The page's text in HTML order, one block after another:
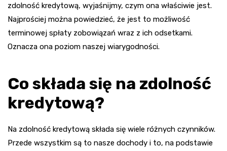
zdolność kredytową, wyjaśnijmy, czym ona właściwie jest.
Najprościej można powiedzieć, że jest to możliwość
terminowej spłaty zobowiązań wraz z ich odsetkami.
Oznacza ona poziom naszej wiarygodności.
Co składa się na zdolność
kredytową?
Na zdolność kredytową składa się wiele różnych czynników.
Przede wszystkim są to nasze dochody i to, na podstawie